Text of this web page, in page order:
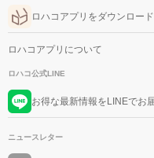
ロハコアプリをダウンロード
ロハコアプリについて
ロハコ公式LINE
お得な最新情報をLINEでお
ニュースレター